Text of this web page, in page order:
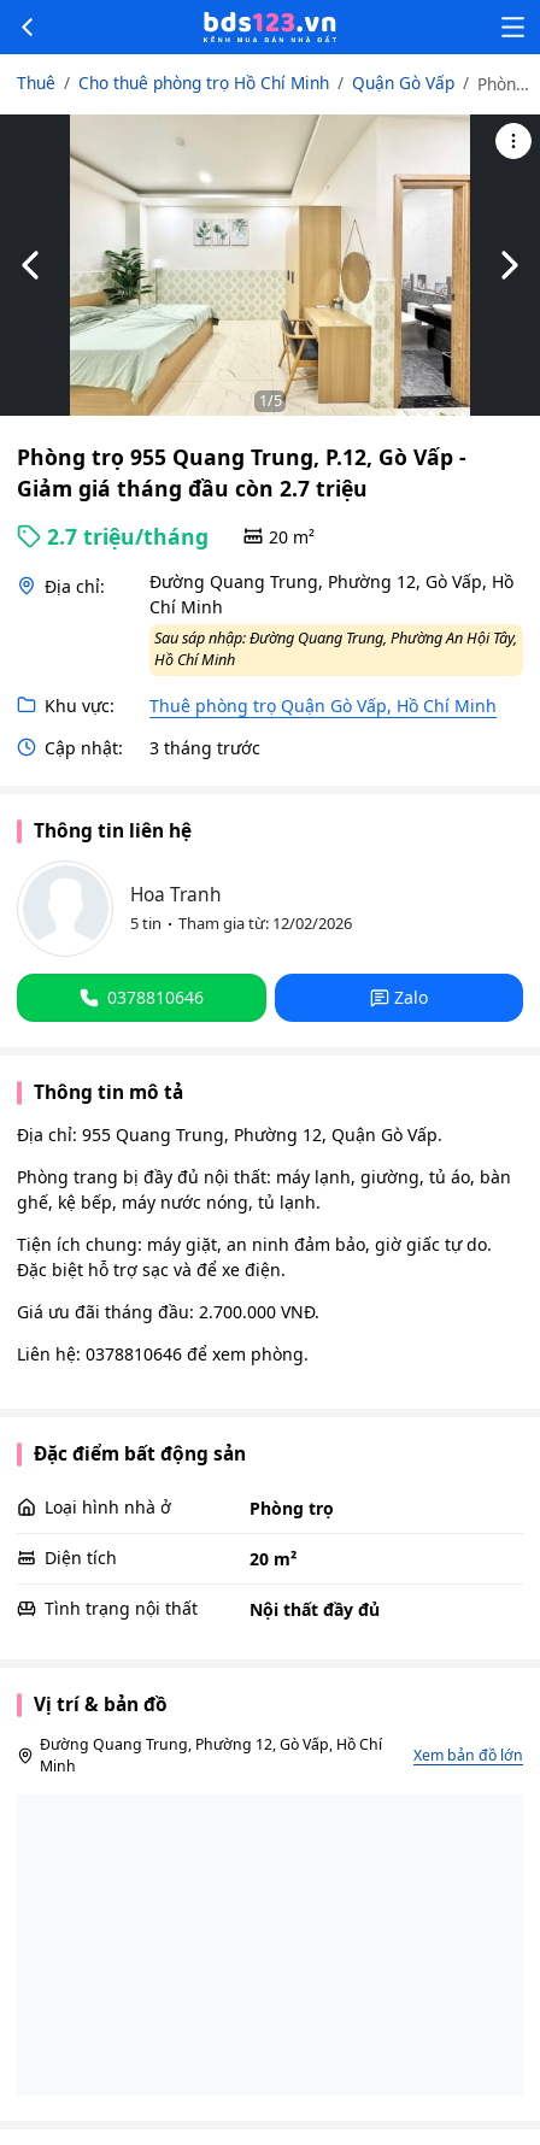
Thuê Cho thuê phòng trọ Hồ Chí Minh Quận Gò Vấp
Phòng
955
Quang
Vấp -
Giảm
triệu
Slide trước
1/5
Phòng trọ 955 Quang Trung, P.12, Gò Vấp -
Giảm giá tháng đầu còn 2.7 triệu
2.7 triệu/tháng
20 m²
Địa chỉ:
Đường Quang Trung, Phường 12, Gò Vấp, Hồ
Chí Minh
Sau sáp nhập: Đường Quang Trung, Phường An Hội Tây,
Hồ Chí Minh
Khu vực:
Thuê phòng trọ Quận Gò Vấp, Hồ Chí Minh
Cập nhật:
3 tháng trước
Thông tin liên hệ
Hoa Tranh
5 tin Tham gia từ: 12/02/2026
0378810646 Zalo
Thông tin mô tả
Địa chỉ: 955 Quang Trung, Phường 12, Quận Gò Vấp.
Phòng trang bị đầy đủ nội thất: máy lạnh, giường, tủ áo, bàn
ghế, kệ bếp, máy nước nóng, tủ lạnh.
Tiện ích chung: máy giặt, an ninh đảm bảo, giờ giấc tự do.
Đặc biệt hỗ trợ sạc và để xe điện.
Giá ưu đãi tháng đầu: 2.700.000 VNĐ.
Liên hệ: 0378810646 để xem phòng.
Đặc điểm bất động sản
Loại hình nhà ở Phòng trọ
Diện tích 20 m²
Tình trạng nội thất Nội thất đầy đủ
Vị trí & bản đồ
Đường Quang Trung, Phường 12, Gò Vấp, Hồ Chí
Minh
Xem bản đồ lớn